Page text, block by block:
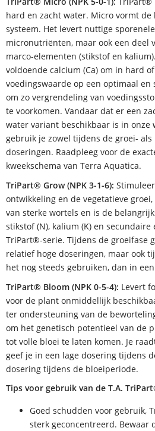
hard en zacht water. Micro vormt
systeem. Het levert nuttige
micronutriënten, maar ook een deel
marco-elementen (stikstof en
voldoende calcium (Ca) om in hard
voedingswaarde op een optimaal
om zo vergrendeling van
te voorkomen. Vandaar dat er een
water variant beschikbaar is in
gebruik je zowel tijdens de groei-
doseringen. Raadpleeg voor de
kweekschema van Terra Aquatica.
TriPart® Grow (NPK 3-1-6):
ontwikkeling en de vegetatieve
van sterke wortels en is de
stikstof (N), kalium (K) en
TriPart®-serie. Tijdens de groeifase
relatief hoge doseringen, maar ook
het nog steeds gebruiken, dan in
TriPart® Bloom (NPK 0-5-4): Levert
voor de plant onmiddellijk
ter ondersteuning van de
om het genetisch potentieel van de
tot volle bloei te laten komen. Je
geef je in een lage dosering tijdens
dosering tijdens de bloeiperiode.
Tips voor gebruik van de T.A.
Goed schudden voor gebruik,
sterk geconcentreerd. Bewaar